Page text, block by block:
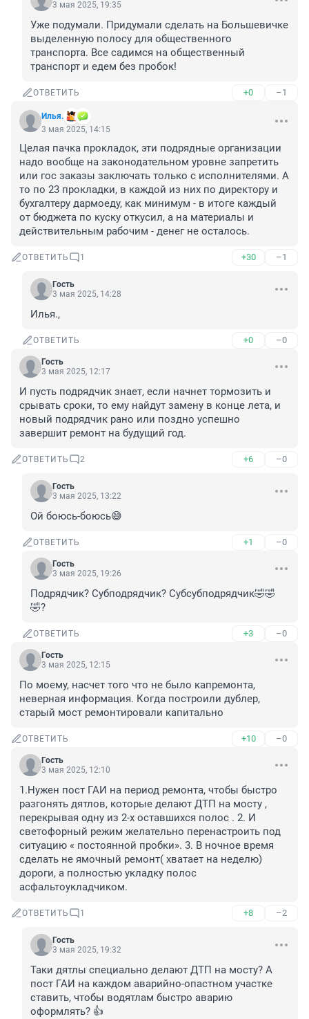
3 мая 2025, 19:35
Уже подумали. Придумали сделать на Большевичке
выделенную полосу для общественного
транспорта. Все садимся на общественный
транспорт и едем без пробок!
ОТВЕТИТЬ +0 –1
Илья.
3 мая 2025, 14:15
Целая пачка прокладок, эти подрядные организации
надо вообще на законодательном уровне запретить
или гос заказы заключать только с исполнителями. А
то по 23 прокладки, в каждой из них по директору и
бухгалтеру дармоеду, как минимум - в итоге каждый
от бюджета по куску откусил, а на материалы и
действительным рабочим - денег не осталось.
ОТВЕТИТЬ 1 +30 –1
Гость
3 мая 2025, 14:28
Илья.,
ОТВЕТИТЬ +0 –0
Гость
3 мая 2025, 12:17
И пусть подрядчик знает, если начнет тормозить и
срывать сроки, то ему найдут замену в конце лета, и
новый подрядчик рано или поздно успешно
завершит ремонт на будущий год.
ОТВЕТИТЬ 2 +6 –0
Гость
3 мая 2025, 13:22
Ой боюсь-боюсь😅
ОТВЕТИТЬ +1 –0
Гость
3 мая 2025, 19:26
Подрядчик? Субподрядчик? Субсубподрядчик🤣🤣
🤣?
ОТВЕТИТЬ +3 –0
Гость
3 мая 2025, 12:15
По моему, насчет того что не было капремонта,
неверная информация. Когда построили дублер,
старый мост ремонтировали капитально
ОТВЕТИТЬ +10 –0
Гость
3 мая 2025, 12:10
1.Нужен пост ГАИ на период ремонта, чтобы быстро
разгонять дятлов, которые делают ДТП на мосту ,
перекрывая одну из 2-х оставшихся полос . 2. И
светофорный режим желательно перенастроить под
ситуацию « постоянной пробки». 3. В ночное время
сделать не ямочный ремонт( хватает на неделю)
дороги, а полностью укладку полос
асфальтоукладчиком.
ОТВЕТИТЬ 1 +8 –2
Гость
3 мая 2025, 19:32
Таки дятлы специально делают ДТП на мосту? А
пост ГАИ на каждом аварийно-опастном участке
ставить, чтобы водятлам быстро аварию
оформлять? 👍